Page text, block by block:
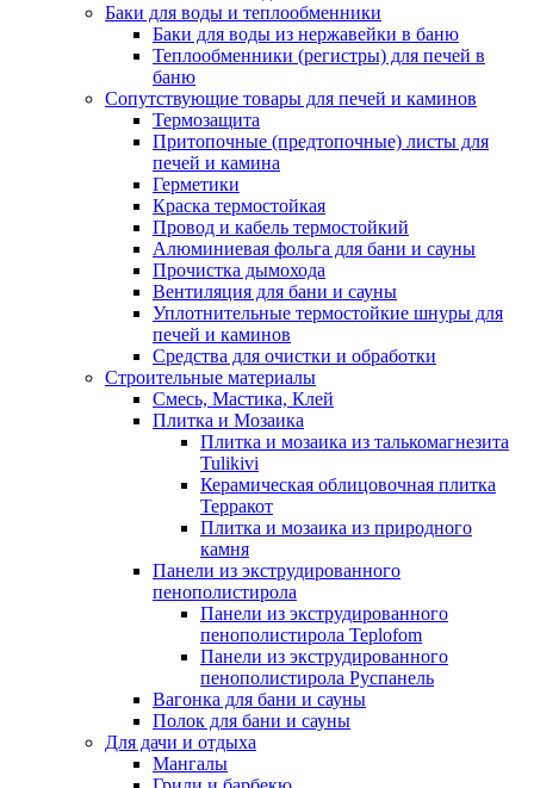
Баки для воды и теплообменники
Баки для воды из нержавейки в баню
Теплообменники (регистры) для печей в
баню
Сопутствующие товары для печей и каминов
Термозащита
Притопочные (предтопочные) листы для
печей и камина
Герметики
Краска термостойкая
Провод и кабель термостойкий
Алюминиевая фольга для бани и сауны
Прочистка дымохода
Вентиляция для бани и сауны
Уплотнительные термостойкие шнуры для
печей и каминов
Средства для очистки и обработки
Строительные материалы
Смесь, Мастика, Клей
Плитка и Мозаика
Плитка и мозаика из талькомагнезита
Tulikivi
Керамическая облицовочная плитка
Терракот
Плитка и мозаика из природного
камня
Панели из экструдированного
пенополистирола
Панели из экструдированного
пенополистирола Teplofom
Панели из экструдированного
пенополистирола Руспанель
Вагонка для бани и сауны
Полок для бани и сауны
Для дачи и отдыха
Мангалы